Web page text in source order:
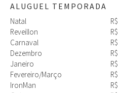
ALUGUEL TEMPORADA
Natal R$
Reveillon R$
Carnaval R$
Dezembro R$
Janeiro R$
Fevereiro/Março R$
IronMan R$